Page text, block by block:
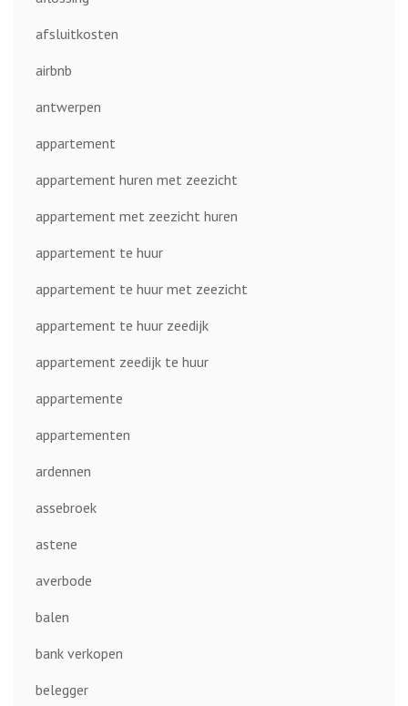
afsluitkosten
airbnb
antwerpen
appartement
appartement huren met zeezicht
appartement met zeezicht huren
appartement te huur
appartement te huur met zeezicht
appartement te huur zeedijk
appartement zeedijk te huur
appartemente
appartementen
ardennen
assebroek
astene
averbode
balen
bank verkopen
belegger